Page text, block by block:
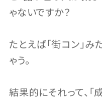
ゃないですか？
たとえば「街コン」
ゃう。
結果的にそれって、「